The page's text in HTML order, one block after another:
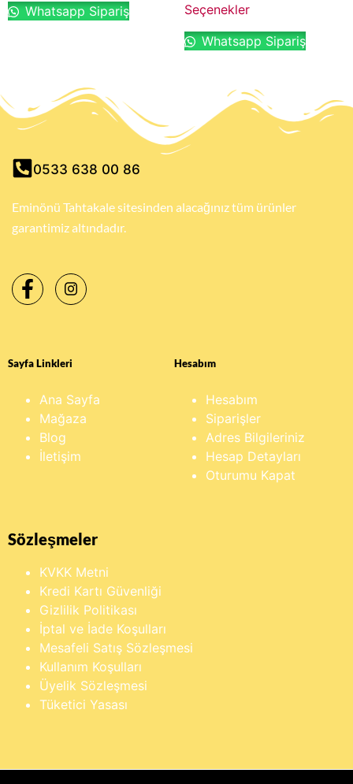
Whatsapp Sipariş
Seçenekler
Whatsapp Sipariş
0533 638 00 86
Eminönü Tahtakale sitesinden alacağınız tüm ürünler
garantimiz altındadır.
Sayfa Linkleri
Ana Sayfa
Mağaza
Blog
İletişim
Hesabım
Hesabım
Siparişler
Adres Bilgileriniz
Hesap Detayları
Oturumu Kapat
Sözleşmeler
KVKK Metni
Kredi Kartı Güvenliği
Gizlilik Politikası
İptal ve İade Koşulları
Mesafeli Satış Sözleşmesi
Kullanım Koşulları
Üyelik Sözleşmesi
Tüketici Yasası